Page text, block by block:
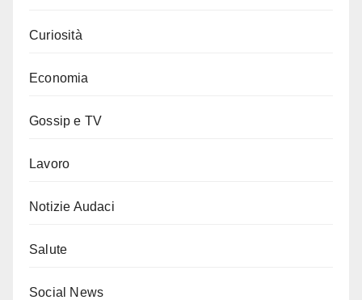
Curiosità
Economia
Gossip e TV
Lavoro
Notizie Audaci
Salute
Social News